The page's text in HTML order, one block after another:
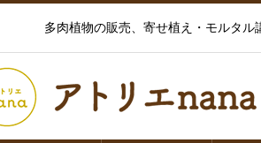
多肉植物の販売、寄せ植え・モルタル